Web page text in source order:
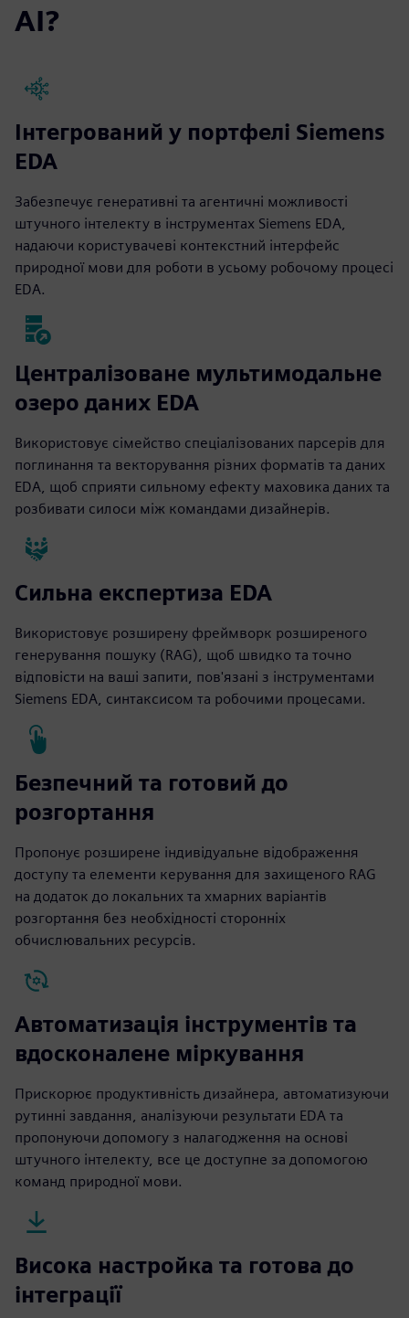
AI?
Інтегрований у портфелі Siemens
EDA
Забезпечує генеративні та агентичні можливості
штучного інтелекту в інструментах Siemens EDA,
надаючи користувачеві контекстний інтерфейс
природної мови для роботи в усьому робочому процесі
EDA.
Централізоване мультимодальне
озеро даних EDA
Використовує сімейство спеціалізованих парсерів для
поглинання та векторування різних форматів та даних
EDA, щоб сприяти сильному ефекту маховика даних та
розбивати силоси між командами дизайнерів.
Сильна експертиза EDA
Використовує розширену фреймворк розширеного
генерування пошуку (RAG), щоб швидко та точно
відповісти на ваші запити, пов'язані з інструментами
Siemens EDA, синтаксисом та робочими процесами.
Безпечний та готовий до
розгортання
Пропонує розширене індивідуальне відображення
доступу та елементи керування для захищеного RAG
на додаток до локальних та хмарних варіантів
розгортання без необхідності сторонніх
обчислювальних ресурсів.
Автоматизація інструментів та
вдосконалене міркування
Прискорює продуктивність дизайнера, автоматизуючи
рутинні завдання, аналізуючи результати EDA та
пропонуючи допомогу з налагодження на основі
штучного інтелекту, все це доступне за допомогою
команд природної мови.
Висока настройка та готова до
інтеграції